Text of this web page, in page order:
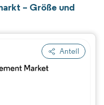
– Größe und
Anteil